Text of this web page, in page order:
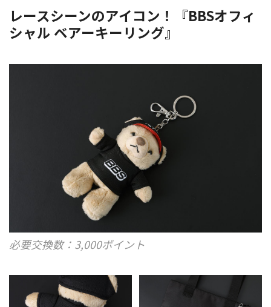
レースシーンのアイコン！『BBSオフィ
シャル ベアーキーリング』
必要交換数：3,000ポイント